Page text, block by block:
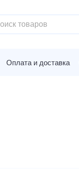
Оплата и доставка